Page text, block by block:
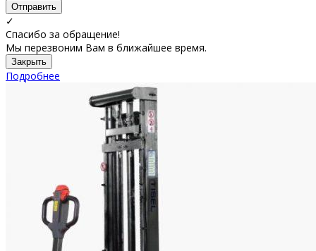
Отправить
✓
Спасибо за обращение!
Мы перезвоним Вам в ближайшее время.
Закрыть
Подробнее